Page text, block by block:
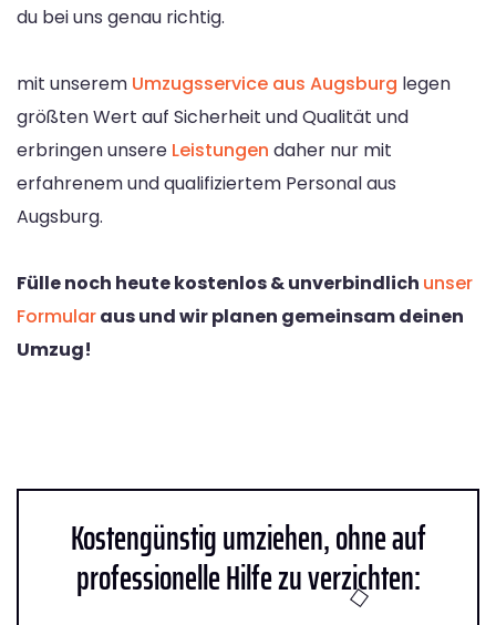
du bei uns genau richtig.
mit unserem Umzugsservice aus Augsburg legen
größten Wert auf Sicherheit und Qualität und
erbringen unsere Leistungen daher nur mit
erfahrenem und qualifiziertem Personal aus
Augsburg.
Fülle noch heute kostenlos & unverbindlich unser
Formularaus und wir planen gemeinsam deinen
Umzug!
Kostengünstig umziehen, ohne auf
professionelle Hilfe zu verzichten: